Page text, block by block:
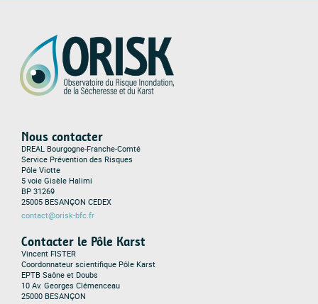
Nous contacter
DREAL Bourgogne-Franche-Comté
Service Prévention des Risques
Pôle Viotte
5 voie Gisèle Halimi
BP 31269
25005 BESANÇON CEDEX
contact@orisk-bfc.fr
Contacter le Pôle Karst
Vincent FISTER
Coordonnateur scientifique Pôle Karst
EPTB Saône et Doubs
10 Av. Georges Clémenceau
25000 BESANÇON